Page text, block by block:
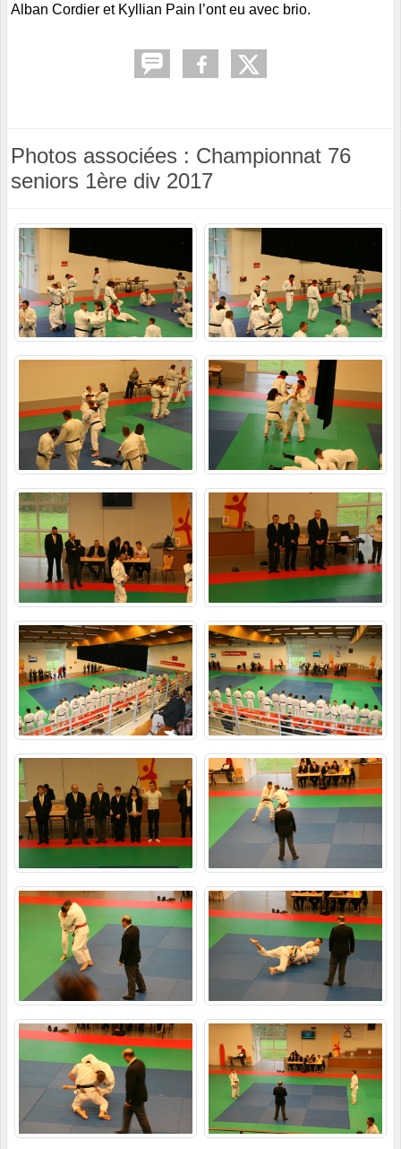
Alban Cordier et Kyllian Pain l’ont eu avec brio.
Photos associées : Championnat 76
seniors 1ère div 2017